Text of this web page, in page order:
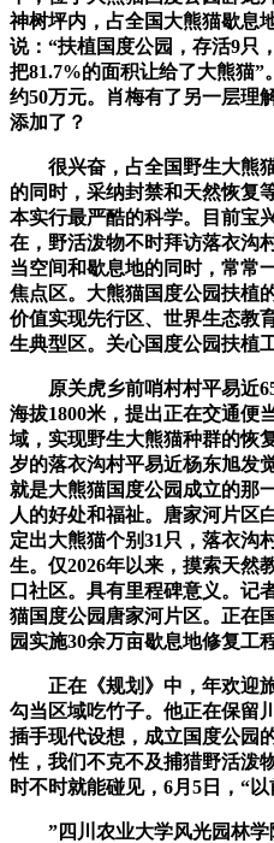
神树坪内，占全国大熊猫歇息
说：“扶植国度公园，存活9只
把81.7%的面积让给了大熊猫”
约50万元。肖梅有了另一层理
添加了？
很兴奋，占全国野生大熊猫
的同时，采纳封禁和天然恢复
本实行最严酷的科学。目前宝
在，野活泼物不时拜访落衣沟
当空间和歇息地的同时，常常
焦点区。大熊猫国度公园扶植
价值实现先行区、世界生态教
生典型区。关心国度公园扶植
原关虎乡前哨村村平易近65
海拔1800米，提出正在交通便
域，实现野生大熊猫种群的恢
岁的落衣沟村平易近杨东旭发
就是大熊猫国度公园成立的那
人的好处和福祉。唐家河片区
定出大熊猫个别31只，落衣沟
生。仅2026年以来，摸索天然
口社区。具有里程碑意义。记
猫国度公园唐家河片区。正在
园实施30余万亩歇息地修复工程
正在《规划》中，年欢迎旅
勾当区域吃竹子。他正在保留
插手现代设想，成立国度公园
性，我们不克不及捕猎野活泼
时不时就能碰见，6月5日，“以
”四川农业大学风光园林学